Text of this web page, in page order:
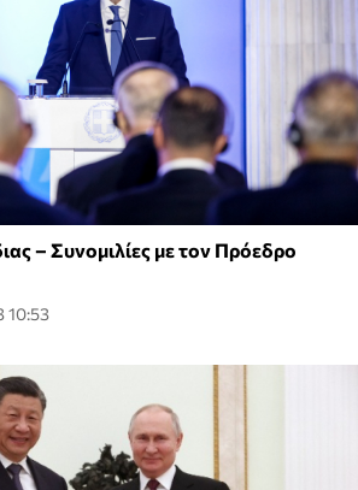
– Συνομιλίες με τον Πρόεδρο
10:53